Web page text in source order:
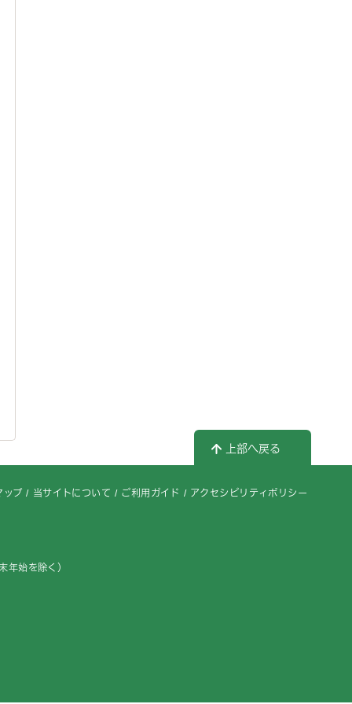
上部へ戻る
ップ 当サイトについて ご利用ガイド アクセシビリティポリシー
年始を除く）